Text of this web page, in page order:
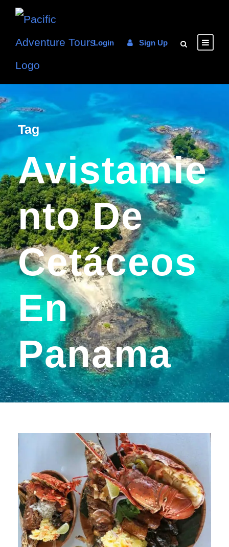
Login Sign Up
Tag
Avistamie
Nto De
Cetáceos
En
Panama